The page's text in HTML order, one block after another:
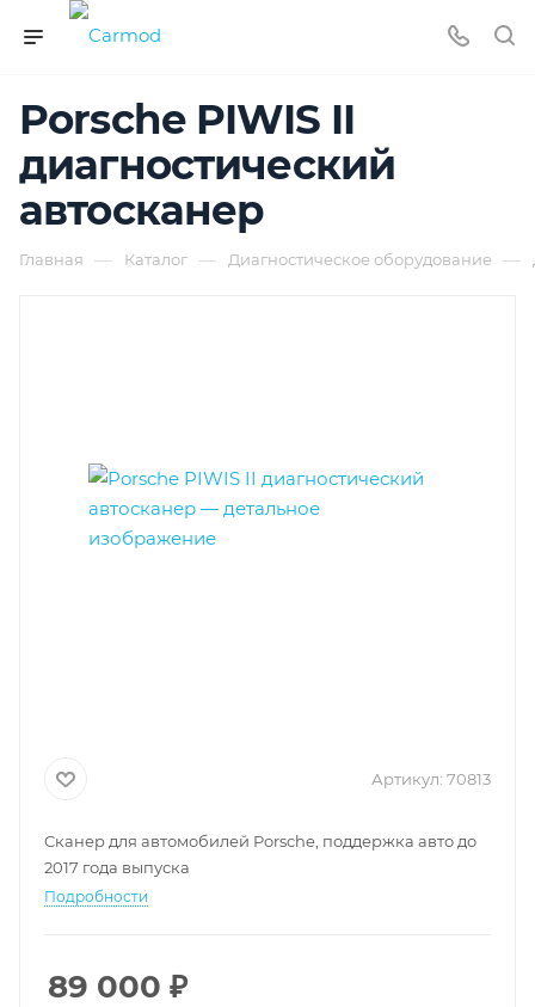
Porsche PIWIS II
диагностический
автосканер
Главная — Каталог — Диагностическое оборудование —
Артикул: 70813
Cканер для автомобилей Porsche, поддержка авто до
2017 года выпуска
Подробности
89 000 ₽